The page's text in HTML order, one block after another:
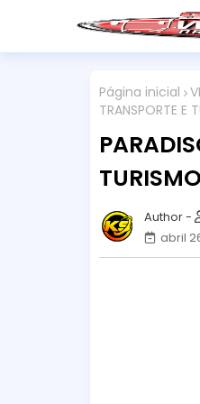
Página inicial
TRANSPORTE E
TURISMO
abril